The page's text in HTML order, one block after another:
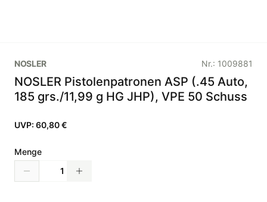
NOSLER Nr.: 1009881
NOSLER Pistolenpatronen ASP (.45 Auto,
185 grs./11,99 g HG JHP), VPE 50 Schuss
UVP: 60,80 €
Menge